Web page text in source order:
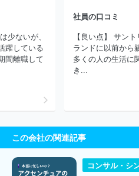
少ないが、
躍している
間離職して
社員の口コミ
【良い点】 サン
ランドに以前から
多くの人の生活に
き...
この会社の関連記事
コンサル・シ